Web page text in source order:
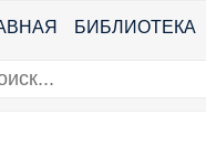
БИБЛИОТЕКА